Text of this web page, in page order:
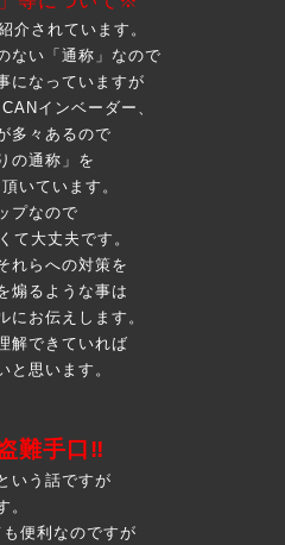
介されています。
ない「通称」なので
になっていますが
インベーダー、
多々あるので
の通称」を
いています。
プなので
て大丈夫です。
れらへの対策を
煽るような事は
にお伝えします。
解できていれば
と思います。
難手口‼
いう話ですが
。
便利なのですが